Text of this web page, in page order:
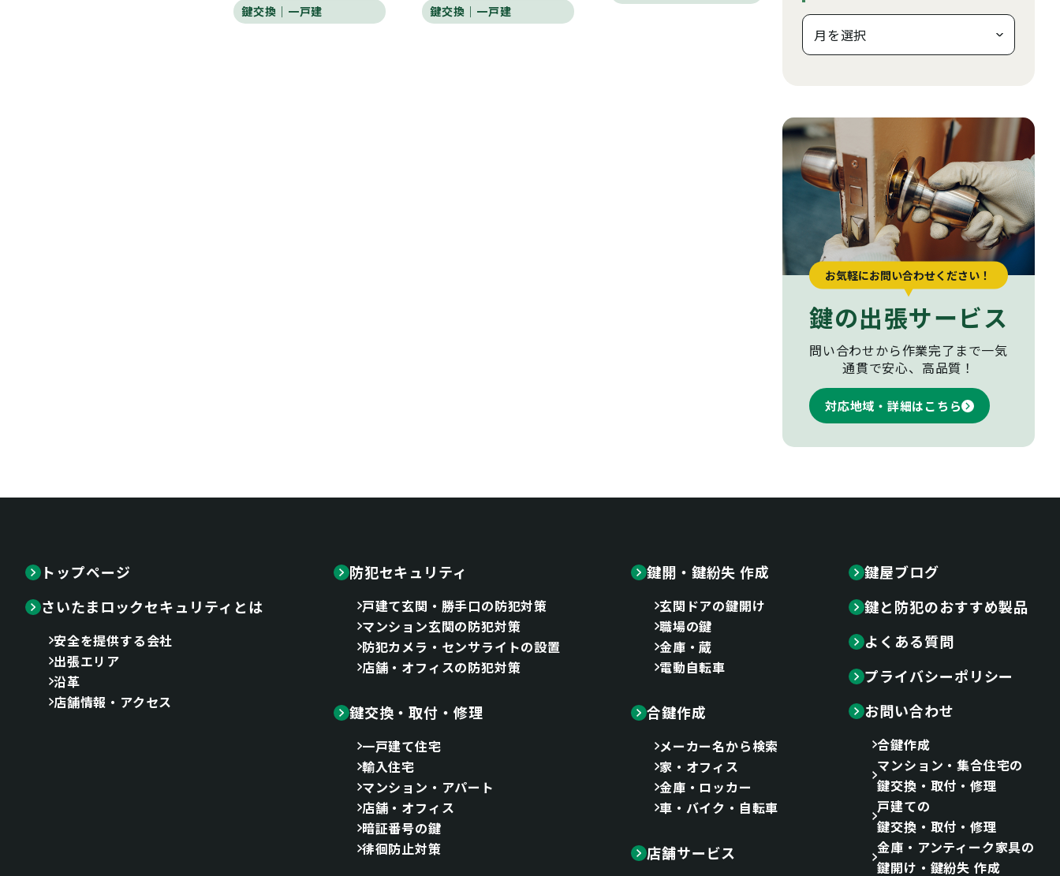
鍵交換｜一戸建
鍵交換｜一戸建
お気軽にお問い合わせください！
鍵の出張サービス
問い合わせから作業完了まで一気
通貫で安心、高品質！
対応地域・詳細はこちら
トップページ
さいたまロックセキュリティとは
安全を提供する会社
出張エリア
沿革
店舗情報・アクセス
防犯セキュリティ
戸建て玄関・勝手口の防犯対策
マンション玄関の防犯対策
防犯カメラ・センサライトの設置
店舗・オフィスの防犯対策
鍵交換・取付・修理
一戸建て住宅
輸入住宅
マンション・アパート
店舗・オフィス
暗証番号の鍵
徘徊防止対策
鍵開・鍵紛失 作成
玄関ドアの鍵開け
職場の鍵
金庫・蔵
電動自転車
合鍵作成
メーカー名から検索
家・オフィス
金庫・ロッカー
車・バイク・自転車
店舗サービス
鍵屋ブログ
鍵と防犯のおすすめ製品
よくある質問
プライバシーポリシー
お問い合わせ
合鍵作成
マンション・集合住宅の
鍵交換・取付・修理
戸建ての
鍵交換・取付・修理
金庫・アンティーク家具の
鍵開け・鍵紛失 作成